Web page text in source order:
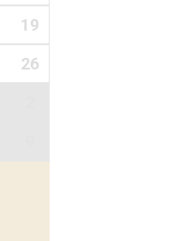
19
26